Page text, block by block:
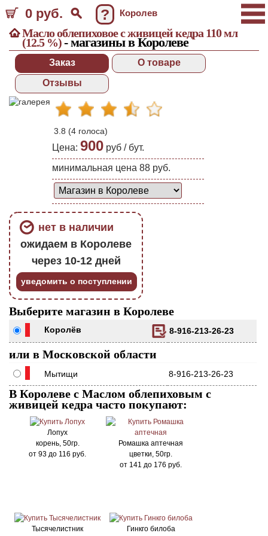
0 руб. ? Королев
Масло облепиховое с живицей кедра 110 мл
(12.5 %)- магазины в Королеве
Заказ
О товаре
Отзывы
3.8 (4 голоса)
Цена: 900 руб / бут.
минимальная цена 88 руб.
нет в наличии
ожидаем в Королеве
через 10-12 дней
уведомить о поступлении
Выберите магазин в Королеве
Королёв 8-916-213-26-23
или в Московской области
Мытищи 8-916-213-26-23
В Королеве с Маслом облепиховым с
живицей кедра часто покупают:
Лопух
корень, 50гр.
от 93 до 116 руб.
Ромашка аптечная
цветки, 50гр.
от 141 до 176 руб.
Тысячелистник
Гинкго билоба